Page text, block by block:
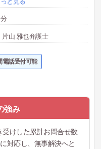
山 雅也弁護士
電話受付可能
強み
けした累計お問合せ数
対応し、無事解決へと